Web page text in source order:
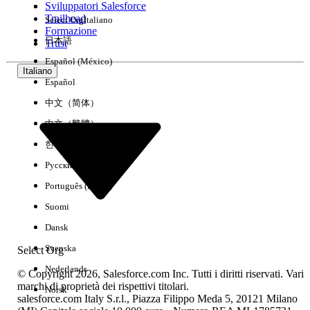
Esperienza
Nessun risultato
Sviluppatori Salesforce
Trailhead
Formazione
Trust
Italiano
Select Org
Select OrgItaliano
日本語
Español (México)
Español
中文（简体）
中文（繁體）
한국어
Русский
Português (Brasil)
Suomi
Dansk
Svenska
Nederlands
Norsk
© Copyright 2026, Salesforce.com Inc. Tutti i diritti riservati. Vari
marchi di proprietà dei rispettivi titolari.
salesforce.com Italy S.r.l., Piazza Filippo Meda 5, 20121 Milano